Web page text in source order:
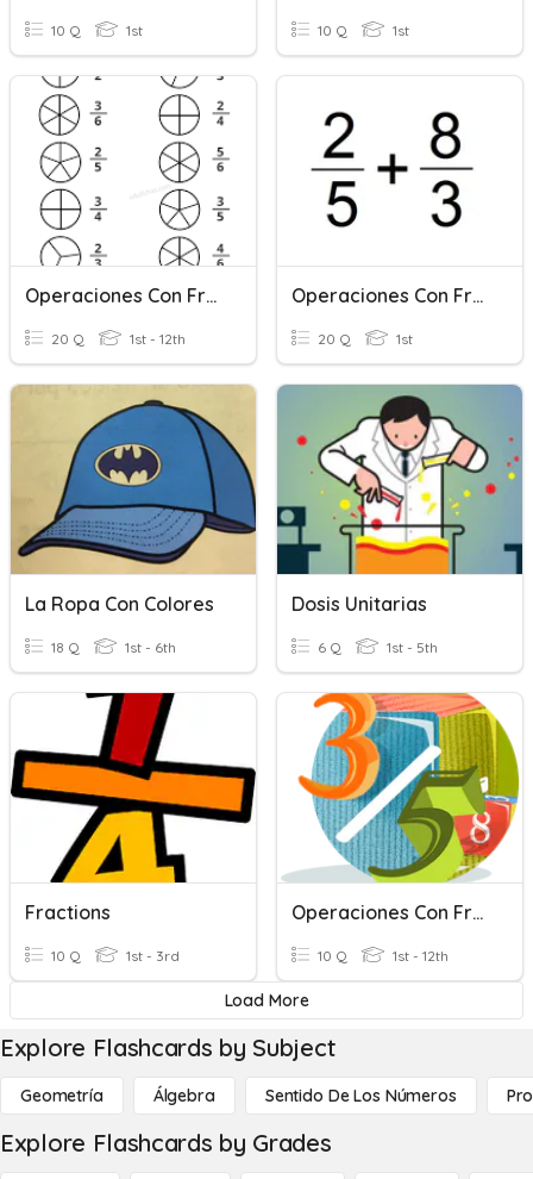
10 Q 1st 10 Q 1st
Operaciones Con Fracciones
20 Q 1st - 12th
Operaciones Con Fracciones.
20 Q 1st
La Ropa Con Colores
18 Q 1st - 6th
Dosis Unitarias
6 Q 1st - 5th
Fractions
10 Q 1st - 3rd
Operaciones Con Fracciones
10 Q 1st - 12th
Load More
Explore Flashcards by Subject
Geometría Álgebra Sentido De Los Números
Explore Flashcards by Grades